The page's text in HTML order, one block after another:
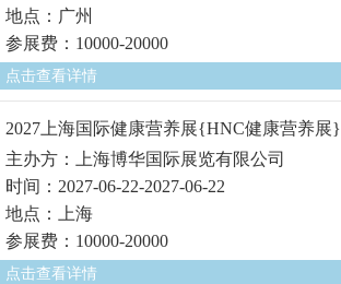
地点：广州
参展费：10000-20000
点击查看详情
2027上海国际健康营养展{HNC健康营养展}
主办方：上海博华国际展览有限公司
时间：2027-06-22-2027-06-22
地点：上海
参展费：10000-20000
点击查看详情